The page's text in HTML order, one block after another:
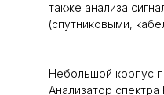
также анализа
(спутниковыми,
Небольшой корпус
Анализатор